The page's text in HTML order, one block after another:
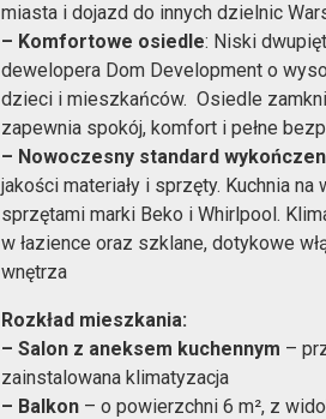
miasta i dojazd do innych dzielnic
– Komfortowe osiedle: Niski
dewelopera Dom Development o
dzieci i mieszkańców. Osiedle
zapewnia spokój, komfort i pełne
– Nowoczesny standard
jakości materiały i sprzęty. Kuchnia
sprzętami marki Beko i Whirlpool.
w łazience oraz szklane, dotykowe
wnętrza
Rozkład mieszkania:
– Salon z aneksem kuchennym –
zainstalowana klimatyzacja
– Balkon – o powierzchni 6 m², z